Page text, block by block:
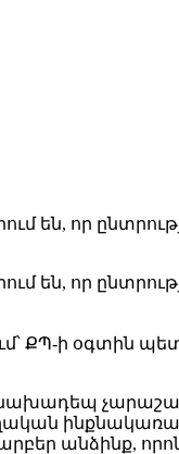
են, որ
են, որ
ՔՊ-ի օգտին
անձինք,